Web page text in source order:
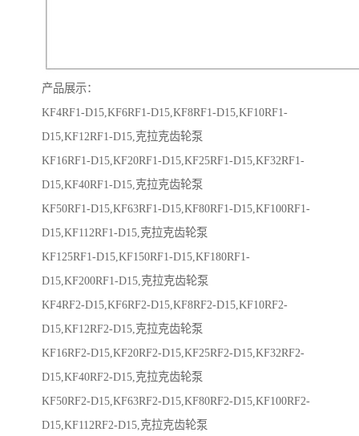
产品展示：
KF4RF1-D15,KF6RF1-D15,KF8RF1-D15,KF10RF1-
D15,KF12RF1-D15,克拉克齿轮泵
KF16RF1-D15,KF20RF1-D15,KF25RF1-D15,KF32RF1-
D15,KF40RF1-D15,克拉克齿轮泵
KF50RF1-D15,KF63RF1-D15,KF80RF1-D15,KF100RF1-
D15,KF112RF1-D15,克拉克齿轮泵
KF125RF1-D15,KF150RF1-D15,KF180RF1-
D15,KF200RF1-D15,克拉克齿轮泵
KF4RF2-D15,KF6RF2-D15,KF8RF2-D15,KF10RF2-
D15,KF12RF2-D15,克拉克齿轮泵
KF16RF2-D15,KF20RF2-D15,KF25RF2-D15,KF32RF2-
D15,KF40RF2-D15,克拉克齿轮泵
KF50RF2-D15,KF63RF2-D15,KF80RF2-D15,KF100RF2-
D15,KF112RF2-D15,克拉克齿轮泵